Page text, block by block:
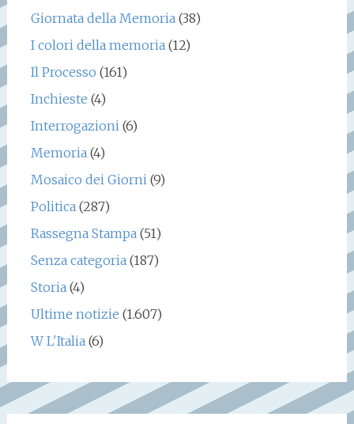
Giornata della Memoria(38)
I colori della memoria(12)
Il Processo (161)
Inchieste (4)
Interrogazioni(6)
Memoria(4)
Mosaico dei Giorni(9)
Politica(287)
Rassegna Stampa(51)
Senza categoria(187)
Storia(4)
Ultime notizie (1.607)
W L'Italia(6)